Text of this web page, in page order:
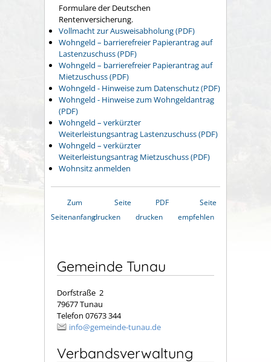
Formulare der Deutschen
Rentenversicherung.
Vollmacht zur Ausweisabholung (PDF)
Wohngeld – barrierefreier Papierantrag auf
Lastenzuschuss (PDF)
Wohngeld – barrierefreier Papierantrag auf
Mietzuschuss (PDF)
Wohngeld - Hinweise zum Datenschutz (PDF)
Wohngeld - Hinweise zum Wohngeldantrag
(PDF)
Wohngeld – verkürzter
Weiterleistungsantrag Lastenzuschuss (PDF)
Wohngeld – verkürzter
Weiterleistungsantrag Mietzuschuss (PDF)
Wohnsitz anmelden
Zum
Seitenanfang
Seite
drucken
PDF
drucken
Seite
empfehlen
Gemeinde Tunau
Dorfstraße 2
79677 Tunau
Telefon 07673 344
info@gemeinde-tunau.de
Verbandsverwaltung